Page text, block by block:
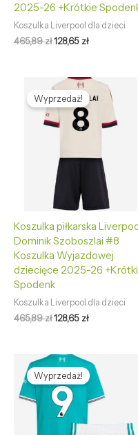
2025-26 +Krótkie
Koszulka Liverpool dla dzieci
465,89zł128,65 zł
Wyprzedaż!
Koszulka piłkarska
Dominik Szoboszlai #8
Koszulka Wyjazdowej
dziecięce 2025-26
Spodenk
Koszulka Liverpool dla dzieci
465,89zł
Pierwotna
cena
wynosiła:
465,89 zł.
128,65 zł
Aktualna
cena
wynosi:
128,65 zł.
Wyprzedaż!
Pierwotna
cena
wynosiła:
465,89 zł.
Aktualna
cena
wynosi:
128,65 zł.